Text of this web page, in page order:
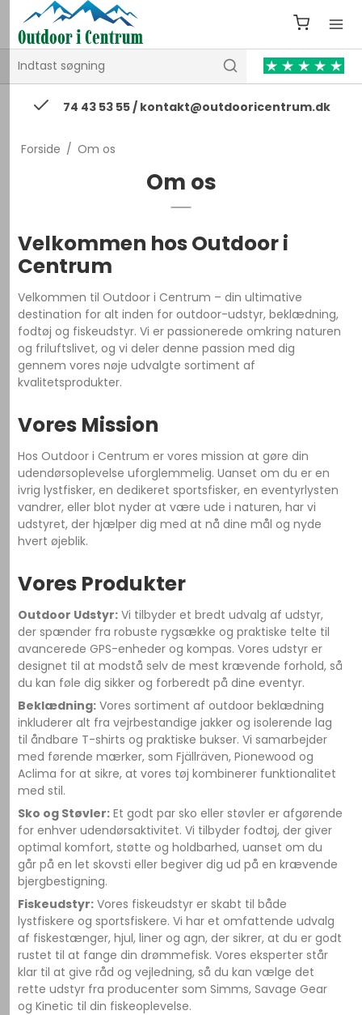
74 43 53 55 / kontakt@outdooricentrum.dk
Forside / Om os
Om os
Velkommen hos Outdoor i
Centrum
Velkommen til Outdoor i Centrum – din ultimative
destination for alt inden for outdoor-udstyr, beklædning,
fodtøj og fiskeudstyr. Vi er passionerede omkring naturen
og friluftslivet, og vi deler denne passion med dig
gennem vores nøje udvalgte sortiment af
kvalitetsprodukter.
Vores Mission
Hos Outdoor i Centrum er vores mission at gøre din
udendørsoplevelse uforglemmelig. Uanset om du er en
ivrig lystfisker, en dedikeret sportsfisker, en eventyrlysten
vandrer, eller blot nyder at være ude i naturen, har vi
udstyret, der hjælper dig med at nå dine mål og nyde
hvert øjeblik.
Vores Produkter
Outdoor Udstyr: Vi tilbyder et bredt udvalg af udstyr,
der spænder fra robuste rygsække og praktiske telte til
avancerede GPS-enheder og kompas. Vores udstyr er
designet til at modstå selv de mest krævende forhold, så
du kan føle dig sikker og forberedt på dine eventyr.
Beklædning: Vores sortiment af outdoor beklædning
inkluderer alt fra vejrbestandige jakker og isolerende lag
til åndbare T-shirts og praktiske bukser. Vi samarbejder
med førende mærker, som Fjällräven, Pionewood og
Aclima for at sikre, at vores tøj kombinerer funktionalitet
med stil.
Sko og Støvler: Et godt par sko eller støvler er afgørende
for enhver udendørsaktivitet. Vi tilbyder fodtøj, der giver
optimal komfort, støtte og holdbarhed, uanset om du
går på en let skovsti eller begiver dig ud på en krævende
bjergbestigning.
Fiskeudstyr: Vores fiskeudstyr er skabt til både
lystfiskere og sportsfiskere. Vi har et omfattende udvalg
af fiskestænger, hjul, liner og agn, der sikrer, at du er godt
rustet til at fange din drømmefisk. Vores eksperter står
klar til at give råd og vejledning, så du kan vælge det
rette udstyr fra producenter som Simms, Savage Gear
og Kinetic til din fiskeoplevelse.